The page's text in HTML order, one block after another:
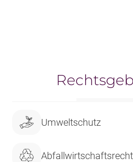
Umweltschutz
Abfallwirtschaftsrecht